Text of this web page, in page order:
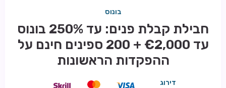
בונוס
חבילת קבלת פנים: עד 250% בונוס
עד €2,000 + 200 ספינים חינם על
ההפקדות הראשונות
דירוג